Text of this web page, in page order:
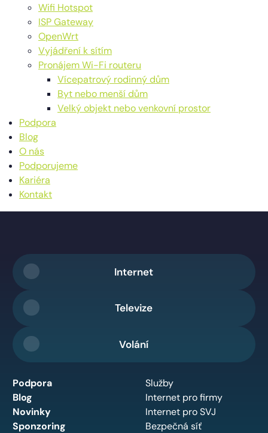
Wifi Hotspot
ISP Gateway
OpenWrt
Vyjádření k sítím
Pronájem Wi-Fi routeru
Vícepatrový rodinný dům
Byt nebo menší dům
Velký objekt nebo venkovní prostor
Podpora
Blog
O nás
Podporujeme
Kariéra
Kontakt
Internet
Televize
Volání
Podpora
Blog
Novinky
Sponzoring
Služby
Internet pro firmy
Internet pro SVJ
Bezpečná síť